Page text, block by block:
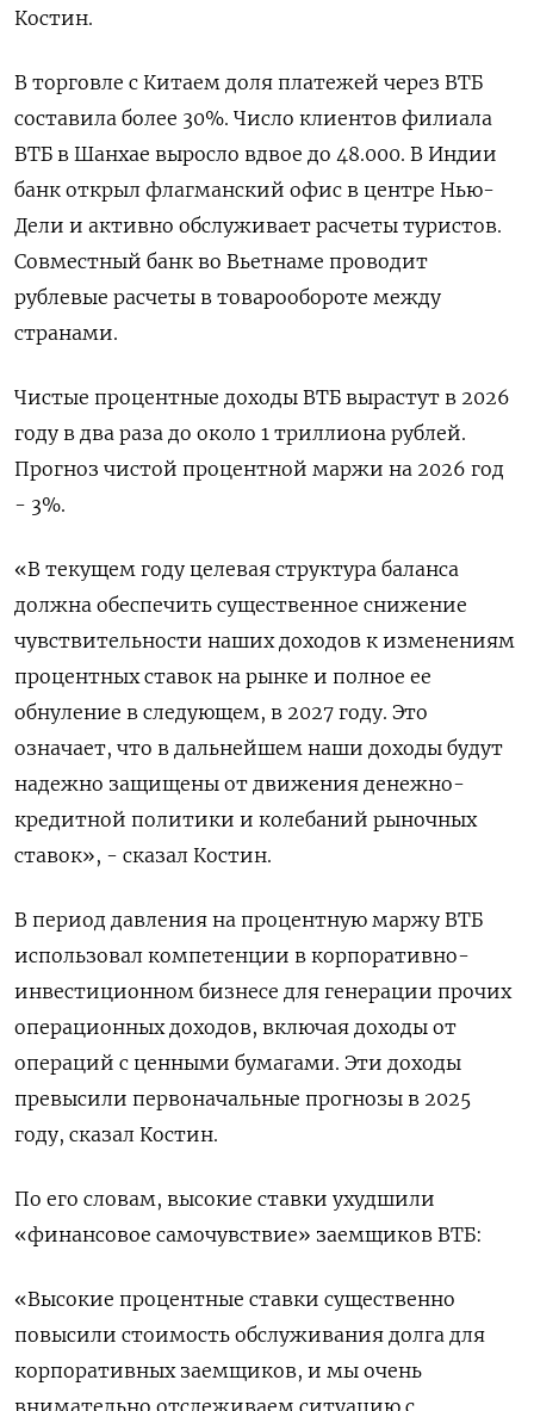
Костин.
В торговле с Китаем доля платежей через ВТБ
составила более 30%. Число клиентов филиала
ВТБ в Шанхае ‌выросло вдвое до 48.000. В Индии
банк открыл флагманский офис в центре Нью-
Дели и активно обслуживает расчеты туристов.
Совместный банк во Вьетнаме ​проводит
рублевые расчеты в товарообороте между
странами.
Чистые процентные доходы ВТБ вырастут в 2026
году в два раза до около 1 триллиона ‌рублей.
Прогноз чистой процентной маржи на 2026 год
- 3%.
«В текущем году целевая структура баланса
должна обеспечить существенное снижение
чувствительности наших доходов к изменениям
процентных ставок на рынке и полное ее
обнуление в следующем, в 2027 году. Это
означает, ​что в дальнейшем наши доходы будут ​
надежно защищены от движения денежно-
кредитной политики ‌и колебаний рыночных
ставок», - сказал Костин.
В период давления на процентную маржу ВТБ
использовал компетенции в корпоративно-
инвестиционном бизнесе для генерации прочих
операционных ​доходов, включая доходы от
операций с ценными бумагами. Эти доходы
превысили первоначальные прогнозы в 2025
году, сказал Костин.
По его словам, высокие ставки ухудшили
«финансовое самочувствие» заемщиков ВТБ:
«Высокие процентные ставки существенно
повысили стоимость обслуживания долга для
корпоративных заемщиков, и мы очень
внимательно отслеживаем ситуацию с